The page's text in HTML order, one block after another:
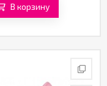
В корзину